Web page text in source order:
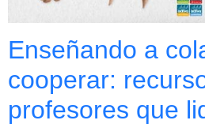
Enseñando a
cooperar:
profesores que